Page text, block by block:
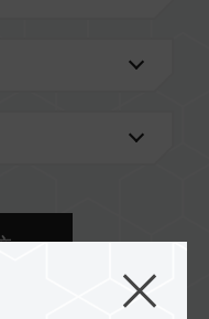
品牌的 QVL 兼容
兼容性测试配对而
统 BIOS 设定及主